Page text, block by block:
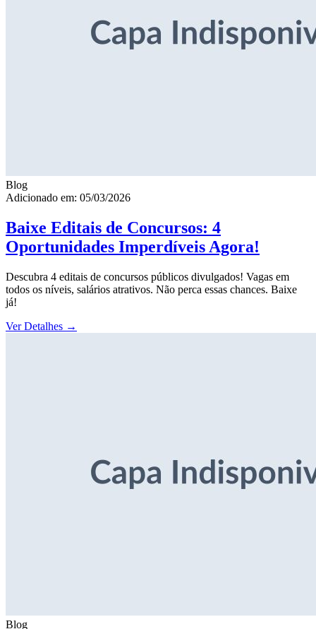
Blog
Adicionado em: 05/03/2026
Baixe Editais de Concursos: 4
Oportunidades Imperdíveis Agora!
Descubra 4 editais de concursos públicos divulgados! Vagas em
todos os níveis, salários atrativos. Não perca essas chances. Baixe
já!
Ver Detalhes →
Blog